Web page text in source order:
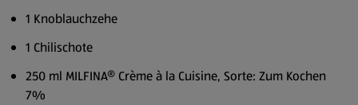
1 Knoblauchzehe
1 Chilischote
250 ml MILFINA® Crème à la Cuisine, Sorte: Zum Kochen
7%